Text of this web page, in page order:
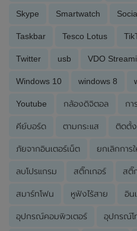
Skype Smartwatch
Taskbar Tesco Lotus
Twitter usb VDO
Windows 10 windows 8
Youtube กล้องดิจิตอล กา
คีย์บอร์ด ตามกระแส ติดตั้ง
ภัยจากอินเตอร์เน็ต ยกเลิกการ
ลบโปรแกรม สติ๊กเกอร์ สติ๊
สมาร์ทโฟน หูฟังไร้สาย อิน
อุปกรณ์คอมพิวเตอร์ อุปกรณ์โ